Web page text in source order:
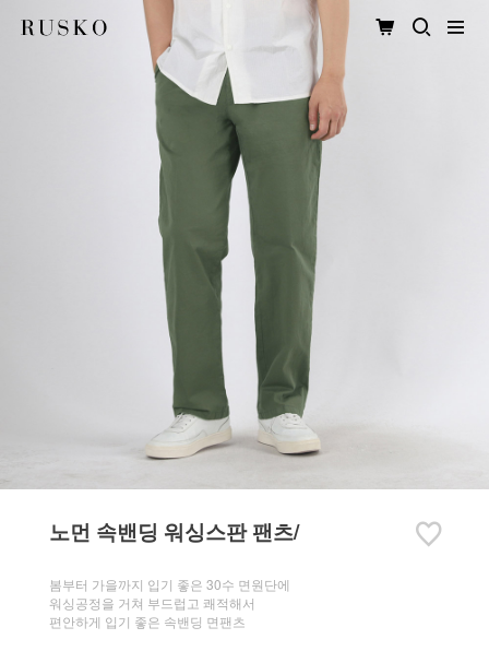
노먼 속밴딩 워싱스판 팬츠/
봄부터 가을까지 입기 좋은 30수 면원단에
워싱공정을 거쳐 부드럽고 쾌적해서
편안하게 입기 좋은 속밴딩 면팬츠